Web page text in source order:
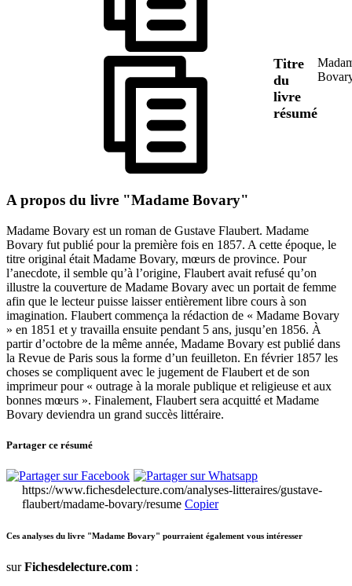
Titre
du
livre
résumé
A propos du livre "Madame Bovary"
Madame Bovary est un roman de Gustave Flaubert. Madame
Bovary fut publié pour la première fois en 1857. A cette époque, le
titre original était Madame Bovary, mœurs de province. Pour
l’anecdote, il semble qu’à l’origine, Flaubert avait refusé qu’on
illustre la couverture de Madame Bovary avec un portait de femme
afin que le lecteur puisse laisser entièrement libre cours à son
imagination. Flaubert commença la rédaction de « Madame Bovary
» en 1851 et y travailla ensuite pendant 5 ans, jusqu’en 1856. À
partir d’octobre de la même année, Madame Bovary est publié dans
la Revue de Paris sous la forme d’un feuilleton. En février 1857 les
choses se compliquent avec le jugement de Flaubert et de son
imprimeur pour « outrage à la morale publique et religieuse et aux
bonnes mœurs ». Finalement, Flaubert sera acquitté et Madame
Bovary deviendra un grand succès littéraire.
Partager ce résumé
https://www.fichesdelecture.com/analyses-litteraires/gustave-
flaubert/madame-bovary/resume Copier
Ces analyses du livre "Madame Bovary" pourraient également vous intéresser
surFichesdelecture.com :